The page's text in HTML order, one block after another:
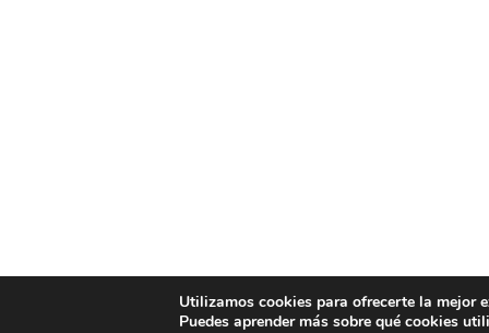
Utilizamos cookies para ofrecerte la mejor
Puedes aprender más sobre qué cookies